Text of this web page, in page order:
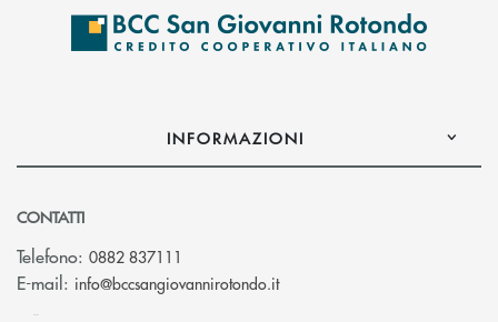
INFORMAZIONI
CONTATTI
Telefono: 0882 837111
E-mail: info@bccsangiovannirotondo.it(si apre l’app di posta